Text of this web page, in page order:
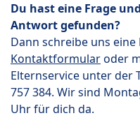
Du hast eine Frage
Antwort gefunden?
Dann schreibe uns
Kontaktformularoder
Elternservice unter der
757 384. Wir sind
Uhr für dich da.